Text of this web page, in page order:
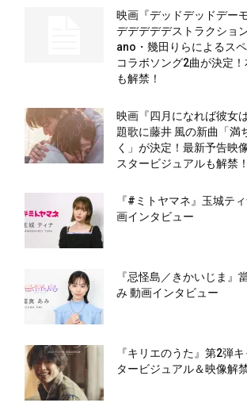
映画『デッドデッドデー
デデデデデストラクション
ano・幾田りらによるス
コラボソング2曲が決定
も解禁！
映画『四月になれば彼女
題歌に藤井 風の新曲「満
く」が決定！最新予告映
スタービジュアルも解禁！
『#ミトヤマネ』玉城テ
画インタビュー
『忌怪島／きかいじま』
み 動画インタビュー
『キリエのうた』第2弾
タービジュアル＆映像解